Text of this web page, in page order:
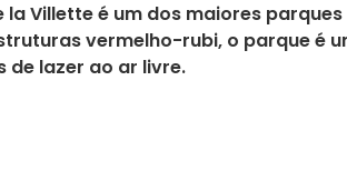
la Villette é um dos maiores
vermelho-rubi, o parque é
de lazer ao ar livre.